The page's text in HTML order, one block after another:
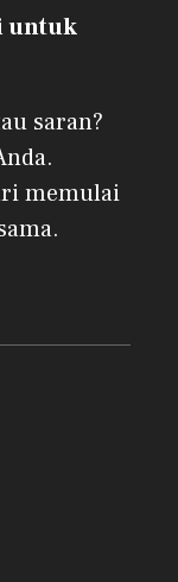
untuk
saran?
memulai